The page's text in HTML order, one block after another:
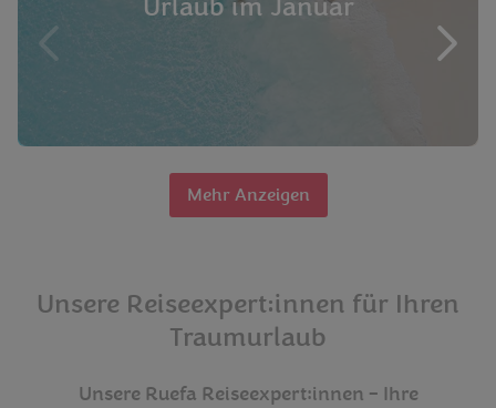
Urlaub im Januar
Mehr Anzeigen
Unsere Reiseexpert:innen für Ihren
Traumurlaub
Unsere Ruefa Reiseexpert:innen – Ihre